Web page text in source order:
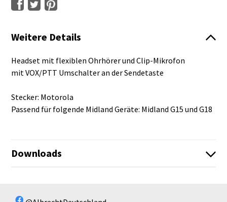
Weitere Details
Headset mit flexiblen Ohrhörer und Clip-Mikrofon
mit VOX/PTT Umschalter an der Sendetaste
Stecker: Motorola
Passend für folgende Midland Geräte: Midland G15 und G18
Downloads